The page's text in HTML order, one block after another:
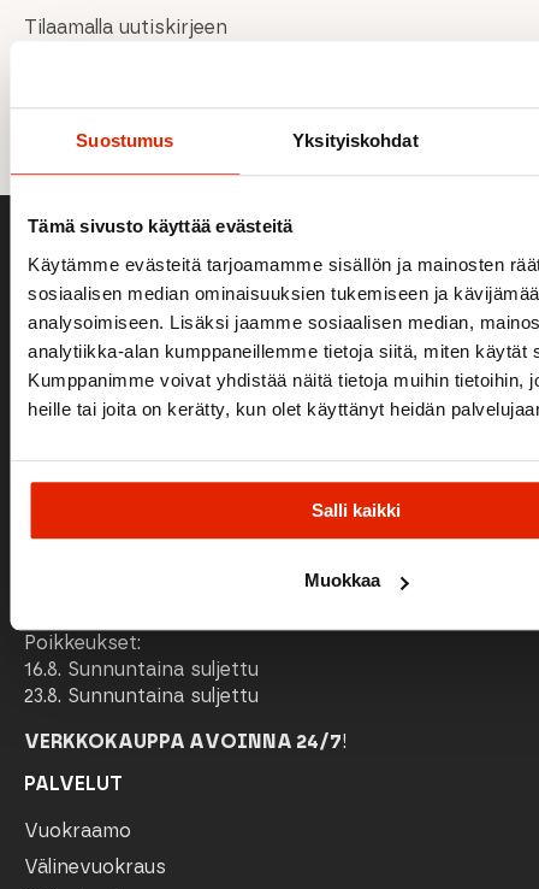
Suostumus Yksityiskohdat
Tämä sivusto käyttää evästeitä
Käytämme evästeitä tarjoamamme sisällön ja mainosten
sosiaalisen median ominaisuuksien tukemiseen ja
analysoimiseen. Lisäksi jaamme sosiaalisen median,
analytiikka-alan kumppaneillemme tietoja siitä, miten käytät
Kumppanimme voivat yhdistää näitä tietoja muihin tietoihin,
heille tai joita on kerätty, kun olet käyttänyt heidän
Salli kaikki
Muokkaa
Tilaamalla uutiskirjeen
Email
YHTEYSTIEDOT
Tunturintie 15
Puh. +358 16 569 099
info@akaslompolosportshop.fi
VUOKRAAMO JA MYYMÄLÄ AVOINNA
Poikkeukset:
16.8. Sunnuntaina suljettu
23.8. Sunnuntaina suljettu
VERKKOKAUPPA AVOINNA 24/7!
PALVELUT
Vuokraamo
Välinevuokraus